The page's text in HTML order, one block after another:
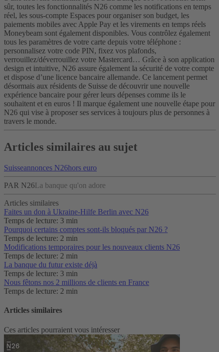
sûr, toutes les fonctionnalités N26 comme les notifications en temps
réel, les sous-compte Espaces pour organiser son budget, les
paiements mobiles avec Apple Pay et les virements en temps réels
Moneybeam sont également disponibles. Vous contrôlez également
tous les paramètres de votre carte depuis votre téléphone :
personnalisez votre code PIN, fixez vos plafonds,
verrouillez/déverrouillez votre Mastercard… Grâce à son application
design et intuitive, N26 assure également la sécurité de votre compte
et dispose d’une licence bancaire allemande. Ce lancement permet
désormais aux résidents de Suisse de découvrir une nouvelle
expérience bancaire pour gérer leurs dépenses comme ils le
souhaitent et en euros ! Il marque également une nouvelle étape pour
N26 qui vise à proposer ses services à toujours plus de personnes à
travers le monde.
Articles similaires au sujet
Suisseannonces N26hors euro
PAR N26La banque qu'on adore
Articles similaires
Faites un don à Ukraine-Hilfe Berlin avec N26
Temps de lecture: 3 min
Pourquoi certains comptes sont-ils bloqués par N26 ?
Temps de lecture: 2 min
Modifications temporaires pour les nouveaux clients N26
Temps de lecture: 2 min
La banque du futur existe déjà
Temps de lecture: 3 min
Nous fêtons nos 2 millions de clients en France
Temps de lecture: 2 min
Articles similaires
Ces articles pourraient vous intéresser